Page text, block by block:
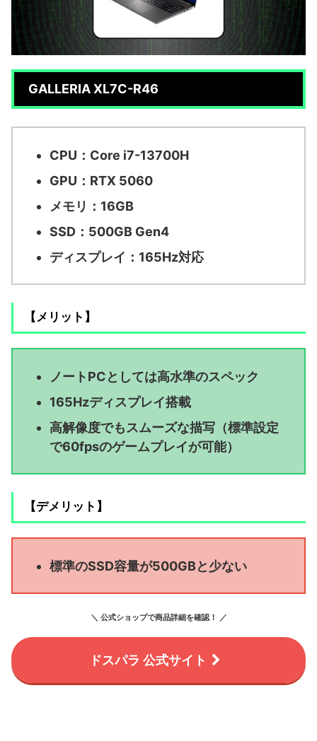
GALLERIA XL7C-R46
CPU：Core i7-13700H
GPU：RTX 5060
メモリ：16GB
SSD：500GB Gen4
ディスプレイ：165Hz対応
【メリット】
ノートPCとしては高水準のスペック
165Hzディスプレイ搭載
高解像度でもスムーズな描写（標準設定
で60fpsのゲームプレイが可能）
【デメリット】
標準のSSD容量が500GBと少ない
＼ 公式ショップで商品詳細を確認！ ／
ドスパラ 公式サイト